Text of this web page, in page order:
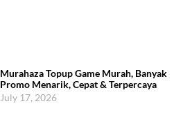
Murahaza Topup Game Murah, Banyak
Promo Menarik, Cepat & Terpercaya
July 17, 2026